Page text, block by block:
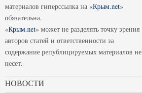
материалов гиперссылка на «Крым.net»
обязательна.
«Крым.net» может не разделять точку зрения
авторов статей и ответственности за
содержание републицируемых материалов не
несет.
НОВОСТИ